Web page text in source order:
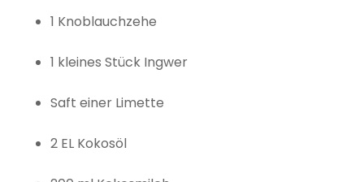
1 Knoblauchzehe
1 kleines Stück Ingwer
Saft einer Limette
2 EL Kokosöl